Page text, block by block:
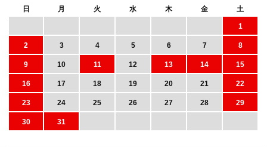
日 月 火 水 木 金
土
1
2
3 4 5 6 7
8
9
10 11 12 13 14
15
16
17 18 19 20 21
22
23
24 25 26 27 28
29
30
31